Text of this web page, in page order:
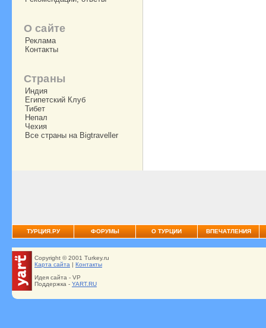
О сайте
Реклама
Контакты
Страны
Индия
Египетский Клуб
Тибет
Непал
Чехия
Все страны на Bigtraveller
ТУРЦИЯ.РУ ФОРУМЫ О ТУРЦИИ ВПЕЧАТЛЕНИЯ
Copyright © 2001 Turkey.ru
Карта сайта | Контакты
Идея сайта - VP
Поддержка - YART.RU